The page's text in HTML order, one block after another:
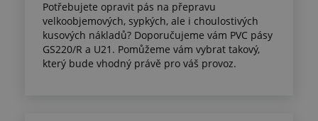
Potřebujete opravit pás na přepravu
velkoobjemových, sypkých, ale i choulostivých
kusových nákladů? Doporučujeme vám PVC pásy
GS220/R a U21. Pomůžeme vám vybrat takový,
který bude vhodný právě pro váš provoz.